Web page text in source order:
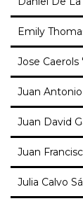
Emily
Jose Caerols
Juan
Juan David
Juan
Julia Calvo